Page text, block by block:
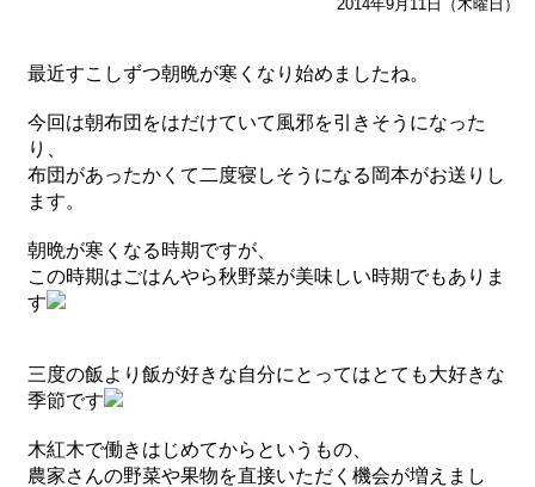
2014年9月11日（木曜日）
最近すこしずつ朝晩が寒くなり始めましたね。
今回は朝布団をはだけていて風邪を引きそうになった
り、
布団があったかくて二度寝しそうになる岡本がお送りし
ます。
朝晩が寒くなる時期ですが、
この時期はごはんやら秋野菜が美味しい時期でもありま
す
三度の飯より飯が好きな自分にとってはとても大好きな
季節です
木紅木で働きはじめてからというもの、
農家さんの野菜や果物を直接いただく機会が増えまし